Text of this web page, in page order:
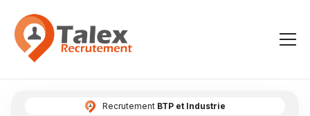
RecrutementBTP et Industrie